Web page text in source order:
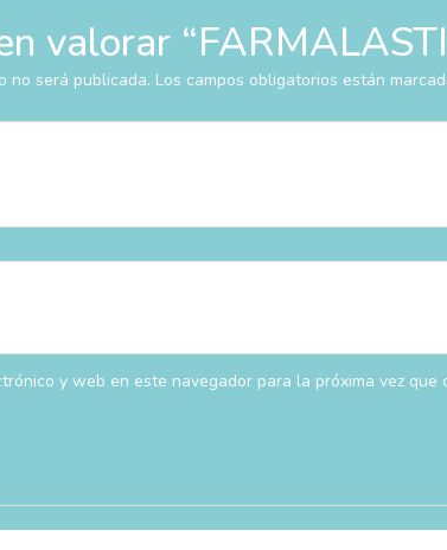
valorar
no será publicada. Los campos obligatorios están
y web en este navegador para la próxima vez que